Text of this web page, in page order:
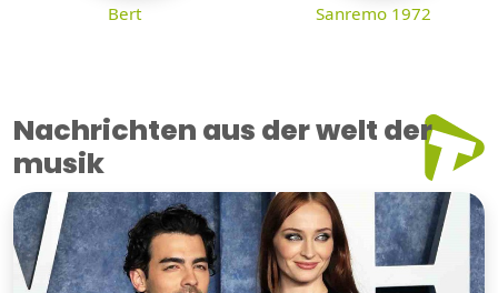
Bert Sanremo 1972
Nachrichten aus der welt der
musik